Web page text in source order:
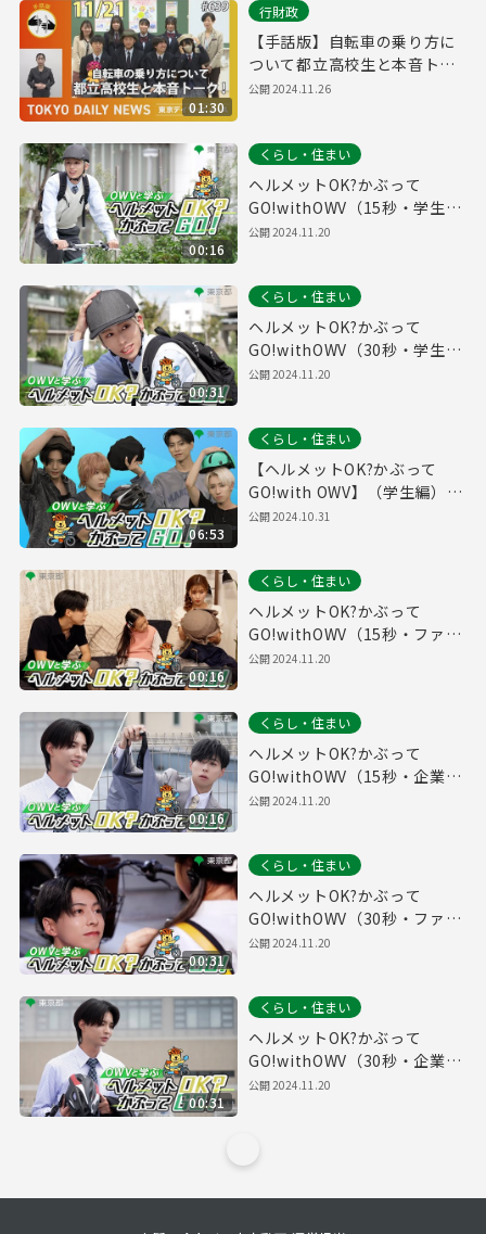
01:30
行財政
【手話版】自転車の乗り方に
ついて都立高校生と本音トー
ク！ （令和6年11月21日 東京
公開2024.11.26
00:16
くらし・住まい
ヘルメットOK?かぶって
GO!withOWV（15秒・学生
編）自転車ヘルメット着用促
公開2024.11.20
00:31
くらし・住まい
ヘルメットOK?かぶって
GO!withOWV（30秒・学生
編）自転車ヘルメット着用促
公開2024.11.20
06:53
くらし・住まい
【ヘルメットOK?かぶって
GO!with OWV】（学生編）自
転車ヘルメット着用促進動画#
公開2024.10.31
00:16
くらし・住まい
ヘルメットOK?かぶって
GO!withOWV（15秒・ファミ
リー編）自転車ヘルメット着
公開2024.11.20
00:16
くらし・住まい
ヘルメットOK?かぶって
GO!withOWV（15秒・企業
編）自転車ヘルメット着用促
公開2024.11.20
00:31
くらし・住まい
ヘルメットOK?かぶって
GO!withOWV（30秒・ファミ
リー編）自転車ヘルメット着
公開2024.11.20
00:31
くらし・住まい
ヘルメットOK?かぶって
GO!withOWV（30秒・企業
編）自転車ヘルメット着用促
公開2024.11.20